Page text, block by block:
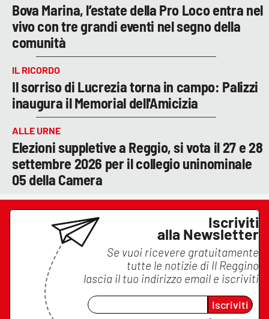
Bova Marina, l’estate della Pro Loco entra nel
vivo con tre grandi eventi nel segno della
comunità
IL RICORDO
Il sorriso di Lucrezia torna in campo: Palizzi
inaugura il Memorial dell'Amicizia
ALLE URNE
Elezioni suppletive a Reggio, si vota il 27 e 28
settembre 2026 per il collegio uninominale
05 della Camera
Iscriviti
alla Newsletter
Se vuoi ricevere gratuitamente
tutte le notizie di Il Reggino
lascia il tuo indirizzo email e iscriviti
Iscriviti